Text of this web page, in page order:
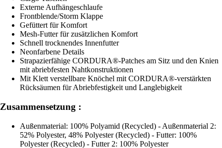
Externe Aufhängeschlaufe
Frontblende/Storm Klappe
Gefüttert für Komfort
Mesh-Futter für zusätzlichen Komfort
Schnell trocknendes Innenfutter
Neonfarbene Details
Strapazierfähige CORDURA®-Patches am Sitz und den Knien
mit abriebfesten Nahtkonstruktionen
Mit Klett verstellbare Knöchel mit CORDURA®-verstärkten
Rücksäumen für Abriebfestigkeit und Langlebigkeit
Zusammensetzung :
Außenmaterial: 100% Polyamid (Recycled) - Außenmaterial 2:
52% Polyester, 48% Polyester (Recycled) - Futter: 100%
Polyester (Recycled) - Futter 2: 100% Polyester